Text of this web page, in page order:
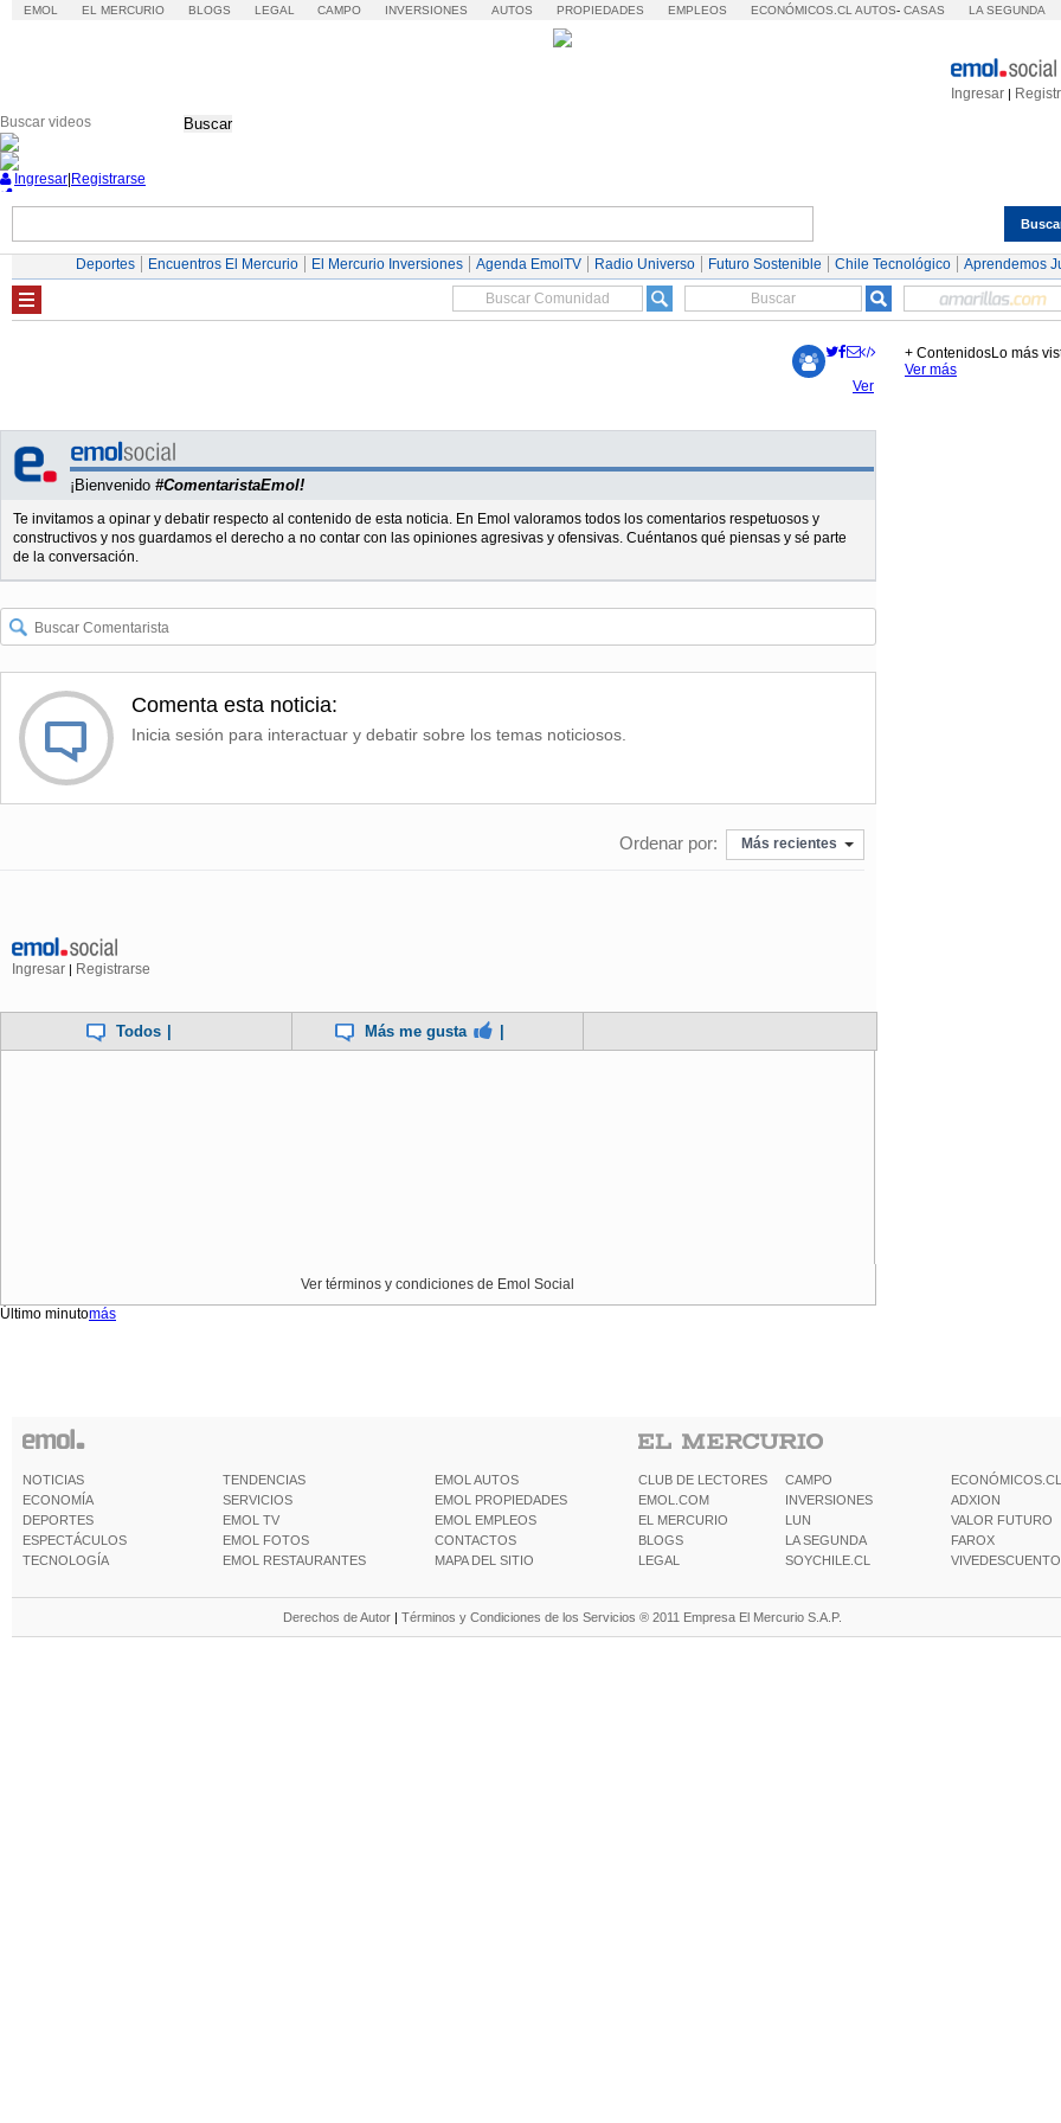
EMOL EL MERCURIO BLOGS LEGAL CAMPO INVERSIONES AUTOS PROPIEDADES EMPLEOS ECONÓMICOS.CL AUTOS- CASAS LA SEGUNDA
Ingresar |
Buscar
Ingresar Registrarse
Deportes Encuentros El Mercurio El Mercurio Inversiones Agenda EmolTV Radio Universo Futuro Sostenible Chile Tecnológico Aprendemos
¡Bienvenido #ComentaristaEmol!
Te invitamos a opinar y debatir respecto al contenido de esta noticia. En Emol valoramos todos los comentarios respetuosos y
constructivos y nos guardamos el derecho a no contar con las opiniones agresivas y ofensivas. Cuéntanos qué piensas y sé parte
de la conversación.
Comenta esta noticia:
Inicia sesión para interactuar y debatir sobre los temas noticiosos.
Ordenar por: Más recientes
Ingresar | Registrarse
Todos | Más me gusta |
Ver términos y condiciones de Emol Social
Último minuto
Ver
más
Lo más
+ Contenidos
Ver más
NOTICIAS
ECONOMÍA
DEPORTES
ESPECTÁCULOS
TECNOLOGÍA
TENDENCIAS
SERVICIOS
EMOL TV
EMOL FOTOS
EMOL RESTAURANTES
EMOL AUTOS
EMOL PROPIEDADES
EMOL EMPLEOS
CONTACTOS
MAPA DEL SITIO
CLUB DE LECTORES
EMOL.COM
EL MERCURIO
BLOGS
LEGAL
CAMPO
INVERSIONES
LUN
LA SEGUNDA
SOYCHILE.CL
ECONÓMICOS.CL
ADXION
VALOR FUTURO
FAROX
Derechos de Autor | Términos y Condiciones de los Servicios ® 2011 Empresa El Mercurio S.A.P.